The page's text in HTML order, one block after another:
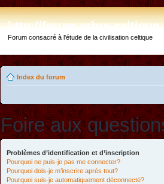
http://forum.arbre-
Forum consacré à l'étude de la civilisation celtique
Index du forum
Foire aux
Problèmes d’identification et d’inscription
Pourquoi ne puis-je pas me connecter?
Pourquoi dois-je m’inscrire après tout?
Pourquoi suis-je automatiquement déconnecté?